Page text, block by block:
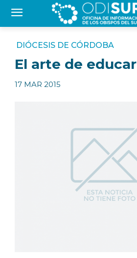
DIÓCESIS DE CÓRDOBA
El arte de educar
17 MAR 2015